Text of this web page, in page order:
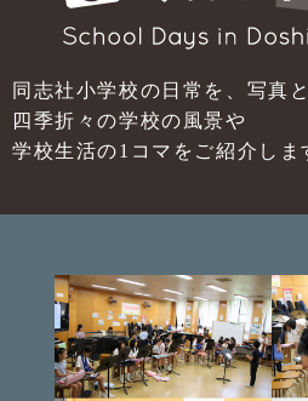
同志社小学校の日常を、写真
四季折々の学校の風景や
学校生活の1コマをご紹介しま